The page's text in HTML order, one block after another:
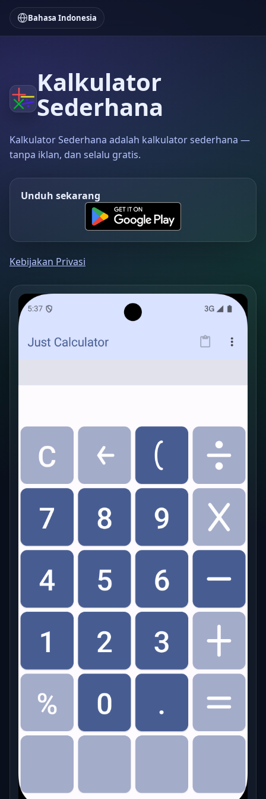
Bahasa Indonesia
Kalkulator
Sederhana
Kalkulator Sederhana adalah kalkulator sederhana —
tanpa iklan, dan selalu gratis.
Unduh sekarang
Kebijakan Privasi